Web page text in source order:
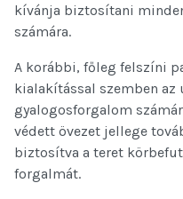
kívánja biztosítani
számára.
A korábbi, főleg felszíni
kialakítással szemben
gyalogosforgalom
védett övezet jellege
biztosítva a teret
forgalmát.